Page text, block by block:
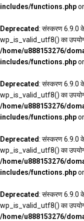
includes/functions.php
Deprecated: संस्करण 6.9.0
wp_is_valid_utf8() का
/home/u888153276/
includes/functions.php
Deprecated: संस्करण 6.9.0
wp_is_valid_utf8() का
/home/u888153276/
includes/functions.php
Deprecated: संस्करण 6.9.0
wp_is_valid_utf8() का
/home/u888153276/
includes/functions.php
Deprecated: संस्करण 6.9.0
wp_is_valid_utf8() का
/home/u888153276/